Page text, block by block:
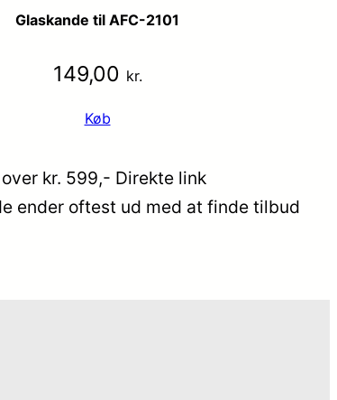
Glaskande til AFC-2101
149,00 kr.
Køb
kr. 599,- Direkte link
ender oftest ud med at finde tilbud